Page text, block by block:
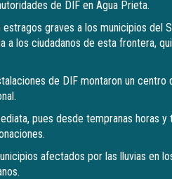
de DIF en Agua Prieta.
graves a los municipios del
a los ciudadanos de esta frontera,
de DIF montaron un
pues desde tempranas horas y
afectados por las lluvias en